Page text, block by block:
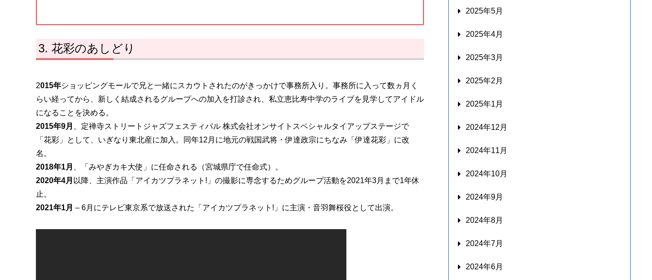
花彩のあしどり
2015年ショッピングモールで兄と一緒にスカウトされたのがきっかけで事務所入り。事務所に入って数ヵ月く
らい経ってから、新しく結成されるグループへの加入を打診され、私立恵比寿中学のライブを見学してアイドル
になることを決める。
2015年9月
、定禅寺ストリートジャズフェスティバル 株式会社オンサイトスペシャルタイアップステージで
「花彩」として、いぎなり東北産に加入。同年12月に地元の戦国武将・伊達政宗にちなみ「伊達花彩」に改
名。
2018年1月
、「みやぎカキ大使」に任命される（宮城県庁で任命式）。
2020年4月 以降、主演作品「アイカツプラネット!」の撮影に専念するためグループ活動を2021年3月まで1年休
止。
2021年1月 – 6月にテレビ東京系で放送された「アイカツプラネット!」に主演・音羽舞桜役として出演。
2025年5月
2025年4月
2025年3月
2025年2月
2025年1月
2024年12月
2024年11月
2024年10月
2024年9月
2024年8月
2024年7月
2024年6月